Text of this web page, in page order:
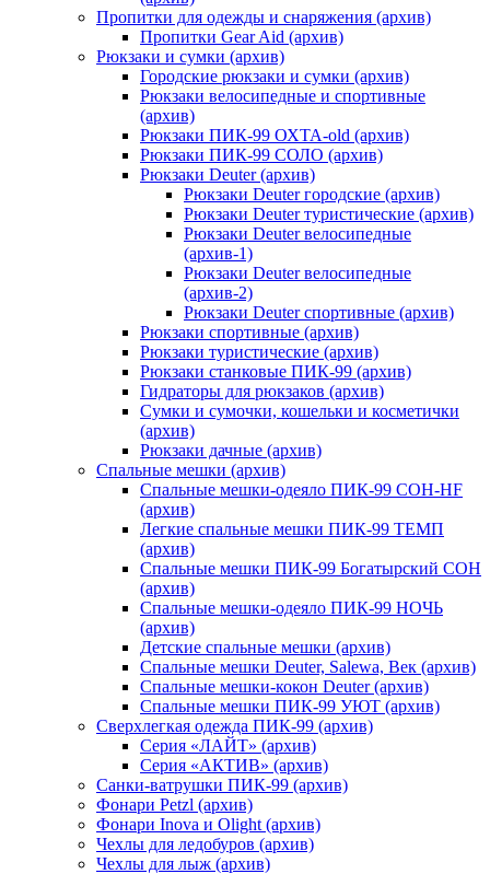
Пропитки для одежды и снаряжения (архив)
Пропитки Gear Aid (архив)
Рюкзаки и сумки (архив)
Городские рюкзаки и сумки (архив)
Рюкзаки велосипедные и спортивные
(архив)
Рюкзаки ПИК-99 ОХТА-old (архив)
Рюкзаки ПИК-99 СОЛО (архив)
Рюкзаки Deuter (архив)
Рюкзаки Deuter городские (архив)
Рюкзаки Deuter туристические (архив)
Рюкзаки Deuter велосипедные
(архив-1)
Рюкзаки Deuter велосипедные
(архив-2)
Рюкзаки Deuter спортивные (архив)
Рюкзаки спортивные (архив)
Рюкзаки туристические (архив)
Рюкзаки станковые ПИК-99 (архив)
Гидраторы для рюкзаков (архив)
Сумки и сумочки, кошельки и косметички
(архив)
Рюкзаки дачные (архив)
Спальные мешки (архив)
Спальные мешки-одеяло ПИК-99 СОН-HF
(архив)
Легкие спальные мешки ПИК-99 ТЕМП
(архив)
Спальные мешки ПИК-99 Богатырский СОН
(архив)
Спальные мешки-одеяло ПИК-99 НОЧЬ
(архив)
Детские спальные мешки (архив)
Спальные мешки Deuter, Salewa, Век (архив)
Спальные мешки-кокон Deuter (архив)
Спальные мешки ПИК-99 УЮТ (архив)
Сверхлегкая одежда ПИК-99 (архив)
Серия «ЛАЙТ» (архив)
Серия «АКТИВ» (архив)
Санки-ватрушки ПИК-99 (архив)
Фонари Petzl (архив)
Фонари Inova и Olight (архив)
Чехлы для ледобуров (архив)
Чехлы для лыж (архив)